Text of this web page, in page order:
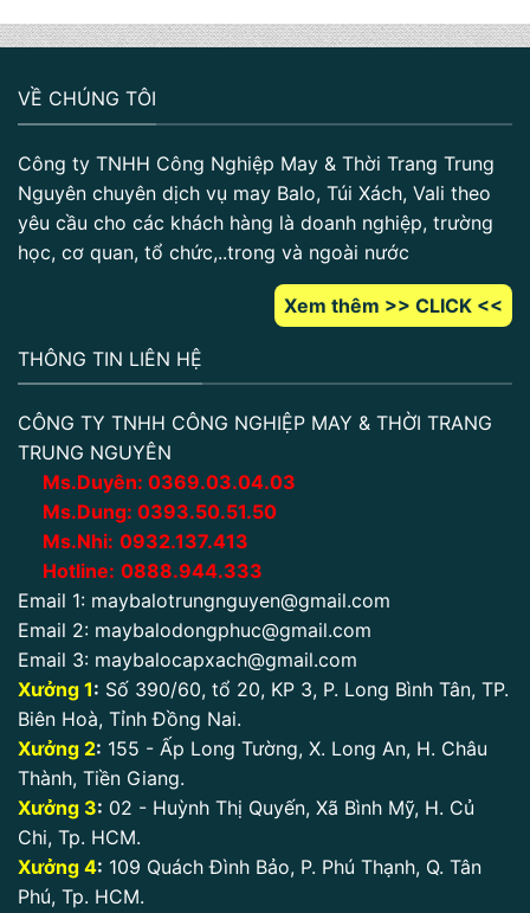
VỀ CHÚNG TÔI
Công ty TNHH Công Nghiệp May & Thời Trang Trung
Nguyên chuyên dịch vụ may Balo, Túi Xách, Vali theo
yêu cầu cho các khách hàng là doanh nghiệp, trường
học, cơ quan, tổ chức,..trong và ngoài nước
Xem thêm >> CLICK <<
THÔNG TIN LIÊN HỆ
CÔNG TY TNHH CÔNG NGHIỆP MAY & THỜI TRANG
TRUNG NGUYÊN
Ms.Duyên: 0369.03.04.03
Ms.Dung: 0393.50.51.50
Ms.Nhi: 0932.137.413
Hotline: 0888.944.333
Email 1: maybalotrungnguyen@gmail.com
Email 2: maybalodongphuc@gmail.com
Email 3: maybalocapxach@gmail.com
Xưởng 1: Số 390/60, tổ 20, KP 3, P. Long Bình Tân, TP.
Biên Hoà, Tỉnh Đồng Nai.
Xưởng 2: 155 - Ấp Long Tường, X. Long An, H. Châu
Thành, Tiền Giang.
Xưởng 3: 02 - Huỳnh Thị Quyến, Xã Bình Mỹ, H. Củ
Chi, Tp. HCM.
Xưởng 4: 109 Quách Đình Bảo, P. Phú Thạnh, Q. Tân
Phú, Tp. HCM.